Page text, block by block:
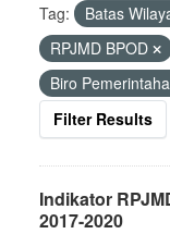
Tag: Batas
RPJMD BPOD
Biro
Filter Results
Indikator
2017-2020